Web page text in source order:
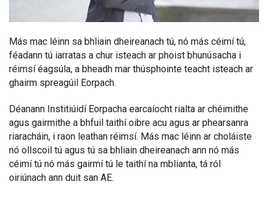
Más mac léinn sa bhliain dheireanach tú, nó más céimí tú,
féadann tú iarratas a chur isteach ar phoist bhunúsacha i
réimsí éagsúla, a bheadh mar thúsphointe teacht isteach ar
ghairm spreagúil Eorpach.
Déanann Institiúidí Eorpacha earcaíocht rialta ar chéimithe
agus gairmithe a bhfuil taithí oibre acu agus ar phearsanra
riaracháin, i raon leathan réimsí. Más mac léinn ar choláiste
nó ollscoil tú agus tú sa bhliain dheireanach ann nó más
céimí tú nó más gairmí tú le taithí na mblianta, tá ról
oiriúnach ann duit san AE.